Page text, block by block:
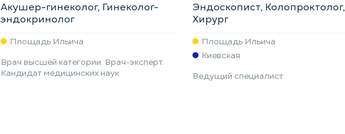
Акушер-гинеколог, Гинеколог-
эндокринолог
Площадь Ильича
Врач высшей категории. Врач-эксперт.
Кандидат медицинских наук
Эндоскопист, Колопроктолог,
Хирург
Площадь Ильича
Киевская
Ведущий специалист